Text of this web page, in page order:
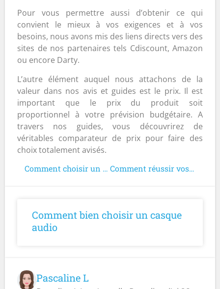
Pour vous permettre aussi d’obtenir ce qui
convient le mieux à vos exigences et à vos
besoins, nous avons mis des liens directs vers des
sites de nos partenaires tels Cdiscount, Amazon
ou encore Darty.
L’autre élément auquel nous attachons de la
valeur dans nos avis et guides est le prix. Il est
important que le prix du produit soit
proportionnel à votre prévision budgétaire. A
travers nos guides, vous découvrirez de
véritables comparateur de prix pour faire des
choix totalement avisés.
Comment choisir un home cinéma Comment réussir vos frites ?
Comment bien choisir un casque
audio
Pascaline L